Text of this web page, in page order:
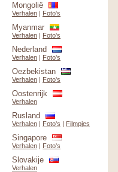
Mongolië
Verhalen | Foto's
Myanmar
Verhalen | Foto's
Nederland
Verhalen | Foto's
Oezbekistan
Verhalen | Foto's
Oostenrijk
Verhalen
Rusland
Verhalen | Foto's | Filmpjes
Singapore
Verhalen | Foto's
Slovakije
Verhalen